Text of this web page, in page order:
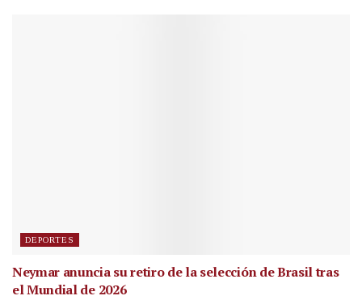
DEPORTES
Neymar anuncia su retiro de la selección de Brasil tras
el Mundial de 2026